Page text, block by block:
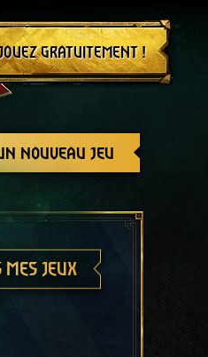
GRATUITEMENT !
nouveau jeu
MES JEUX